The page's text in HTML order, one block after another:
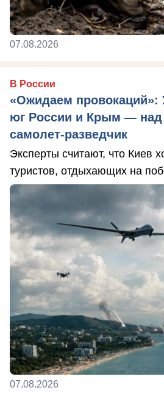
07.08.2026
В России
«Ожидаем провокаций»:
юг России и Крым — над
самолет-разведчик
Эксперты считают, что Киев
туристов, отдыхающих на
07.08.2026